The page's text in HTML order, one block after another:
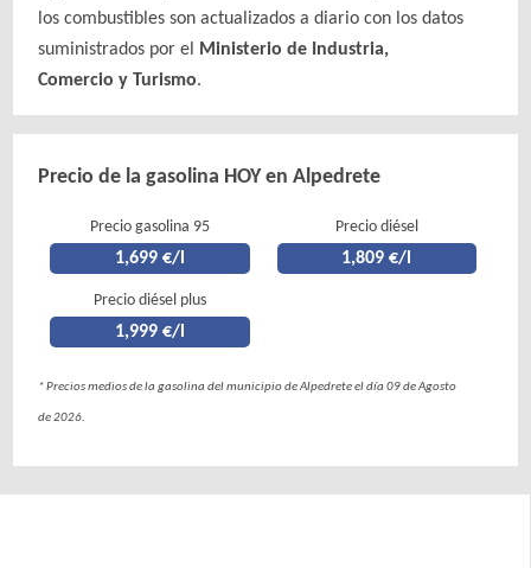
los combustibles son actualizados a diario con los datos
suministrados por el
Ministerio de Industria,
Comercio y Turismo.
Precio de la gasolina HOY en Alpedrete
Precio gasolina 95
1,699 €/l
Precio diésel
1,809 €/l
Precio diésel plus
1,999 €/l
* Precios medios de la gasolina del municipio de Alpedrete el día 09 de Agosto
de 2026.